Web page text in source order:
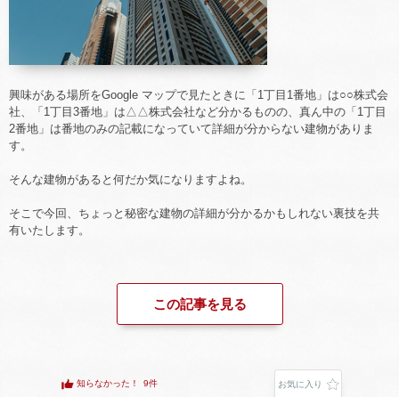
興味がある場所をGoogle マップで見たときに「1丁目1番地」は○○株式会
社、「1丁目3番地」は△△株式会社など分かるものの、真ん中の「1丁目
2番地」は番地のみの記載になっていて詳細が分からない建物がありま
す。
そんな建物があると何だか気になりますよね。
そこで今回、ちょっと秘密な建物の詳細が分かるかもしれない裏技を共
有いたします。
この記事を見る
知らなかった！ 9件 お気に入り